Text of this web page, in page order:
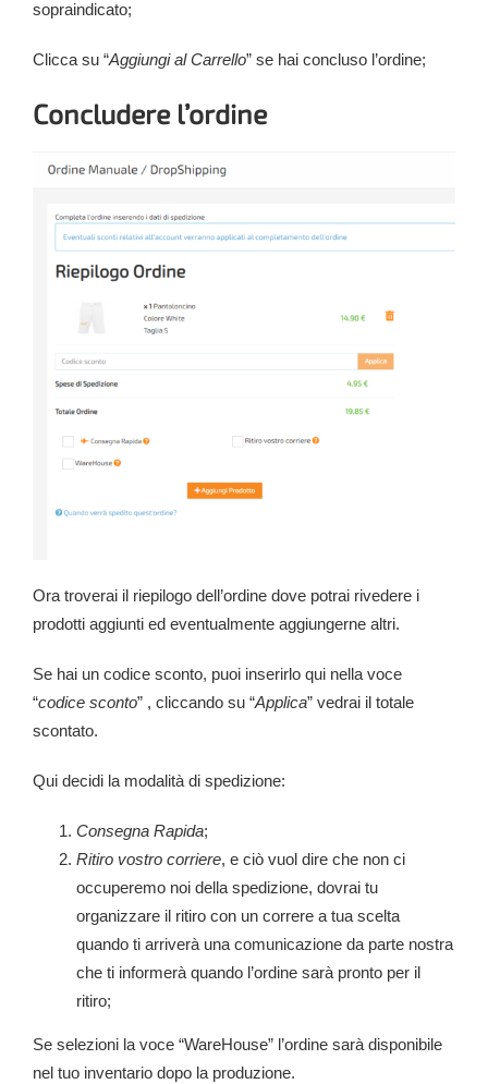
sopraindicato;
Clicca su “Aggiungi al Carrello” se hai concluso l’ordine;
Concludere l’ordine
Ora troverai il riepilogo dell’ordine dove potrai rivedere i
prodotti aggiunti ed eventualmente aggiungerne altri.
Se hai un codice sconto, puoi inserirlo qui nella voce
“codice sconto” , cliccando su “Applica” vedrai il totale
scontato.
Qui decidi la modalità di spedizione:
Consegna Rapida;
Ritiro vostro corriere, e ciò vuol dire che non ci
occuperemo noi della spedizione, dovrai tu
organizzare il ritiro con un correre a tua scelta
quando ti arriverà una comunicazione da parte nostra
che ti informerà quando l’ordine sarà pronto per il
ritiro;
Se selezioni la voce “WareHouse” l’ordine sarà disponibile
nel tuo inventario dopo la produzione.